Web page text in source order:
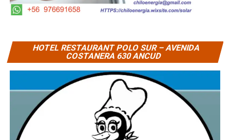
HOTEL RESTAURANT POLO SUR – AVENIDA
COSTANERA 630 ANCUD